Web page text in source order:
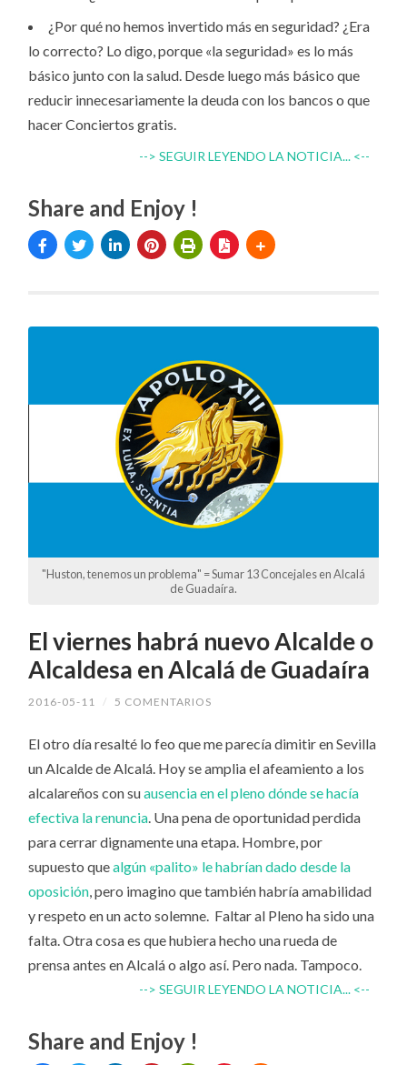
¿Por qué no hemos invertido más en seguridad? ¿Era
lo correcto? Lo digo, porque «la seguridad» es lo más
básico junto con la salud. Desde luego más básico que
reducir innecesariamente la deuda con los bancos o que
hacer Conciertos gratis.
--> SEGUIR LEYENDO LA NOTICIA... <--
Share and Enjoy !
"Huston, tenemos un problema" = Sumar 13 Concejales en Alcalá
de Guadaíra.
El viernes habrá nuevo Alcalde o
Alcaldesa en Alcalá de Guadaíra
2016-05-11 / 5 COMENTARIOS
El otro día resalté lo feo que me parecía dimitir en Sevilla
un Alcalde de Alcalá. Hoy se amplia el afeamiento a los
alcalareños con suausencia en el pleno dónde se hacía
efectiva la renuncia. Una pena de oportunidad perdida
para cerrar dignamente una etapa. Hombre, por
supuesto quealgún «palito» le habrían dado desde la
oposición, pero imagino que también habría amabilidad
y respeto en un acto solemne. Faltar al Pleno ha sido una
falta. Otra cosa es que hubiera hecho una rueda de
prensa antes en Alcalá o algo así. Pero nada. Tampoco.
--> SEGUIR LEYENDO LA NOTICIA... <--
Share and Enjoy !